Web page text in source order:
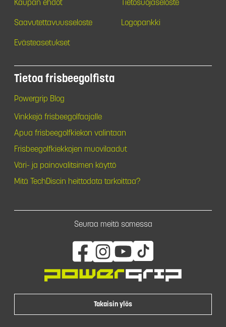
Kaupan ehdot Tietosuojaseloste
Saavutettavuusseloste Logopankki
Evästeasetukset
Tietoa frisbeegolfista
Powergrip Blog
Vinkkejä frisbeegolfaajalle
Apua frisbeegolfkiekon valintaan
Frisbeegolfkiekkojen muovilaadut
Väri- ja painovalitsimen käyttö
Mitä TechDiscin heittodata tarkoittaa?
Seuraa meitä somessa
Takaisin ylös